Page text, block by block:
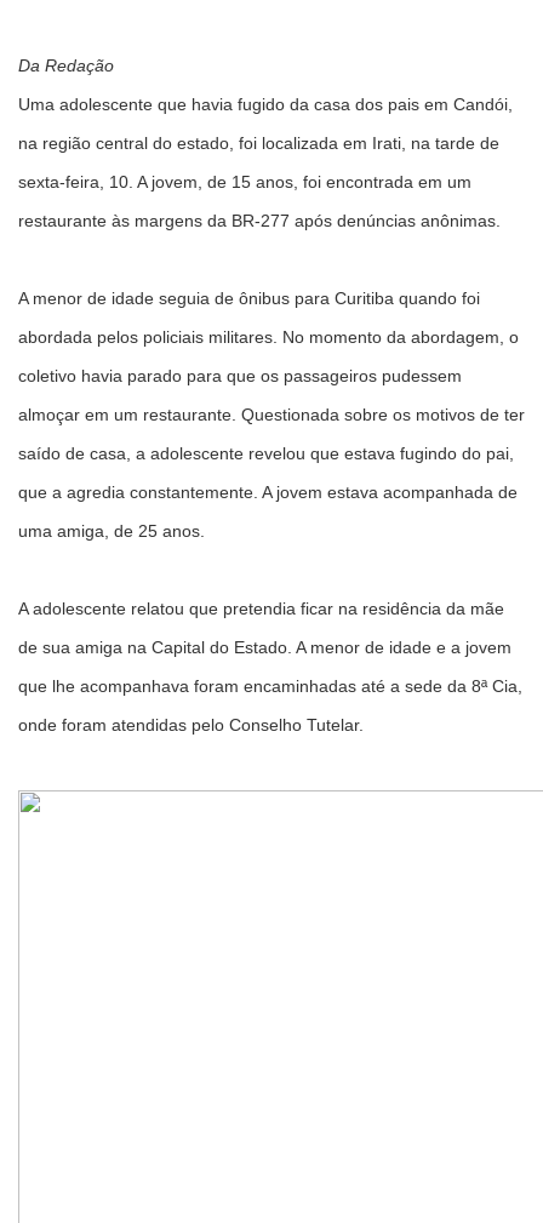
Da Redação
Uma adolescente que havia fugido da casa dos pais em Candói,
na região central do estado, foi localizada em Irati, na tarde de
sexta-feira, 10. A jovem, de 15 anos, foi encontrada em um
restaurante às margens da BR-277 após denúncias anônimas.
A menor de idade seguia de ônibus para Curitiba quando foi
abordada pelos policiais militares. No momento da abordagem, o
coletivo havia parado para que os passageiros pudessem
almoçar em um restaurante. Questionada sobre os motivos de ter
saído de casa, a adolescente revelou que estava fugindo do pai,
que a agredia constantemente. A jovem estava acompanhada de
uma amiga, de 25 anos.
A adolescente relatou que pretendia ficar na residência da mãe
de sua amiga na Capital do Estado. A menor de idade e a jovem
que lhe acompanhava foram encaminhadas até a sede da 8ª Cia,
onde foram atendidas pelo Conselho Tutelar.